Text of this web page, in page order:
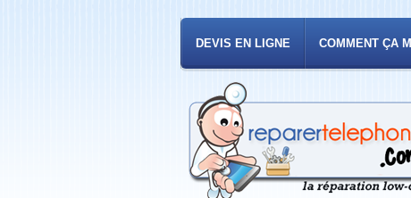
DEVIS EN LIGNE COMMENT ÇA